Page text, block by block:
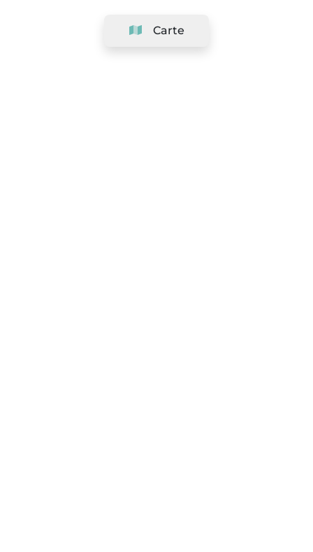
Carte